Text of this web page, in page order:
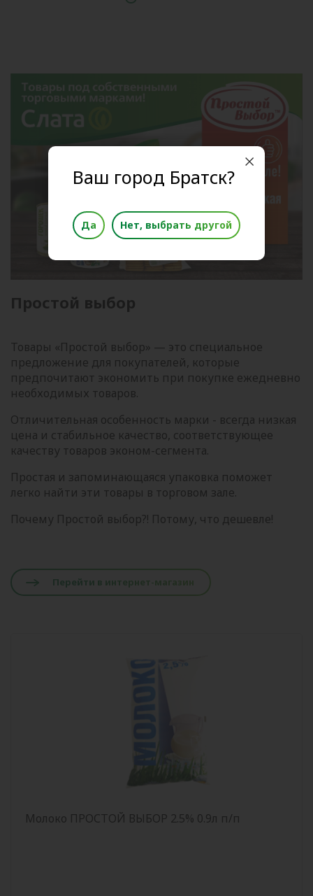
Простой выбор
Товары «Простой выбор» — это специальное
предложение для покупателей, которые
предпочитают экономить при покупке ежедневно
необходимых товаров.
Отличительная особенность марки - всегда низкая
цена и стабильное качество, соответствующее
качеству товаров эконом-сегмента.
Простая и запоминающаяся упаковка поможет
легко найти эти товары в торговом зале.
Почему Простой выбор?! Потому, что дешевле!
Перейти в интернет-магазин
Молоко ПРОСТОЙ ВЫБОР 2.5% 0.9л п/п
Ваш город Братск?
Да Нет, выбрать другой